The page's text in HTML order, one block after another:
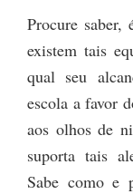
Procure saber,
existem tais
qual seu
escola a favor
aos olhos de
suporta tais
Sabe como e